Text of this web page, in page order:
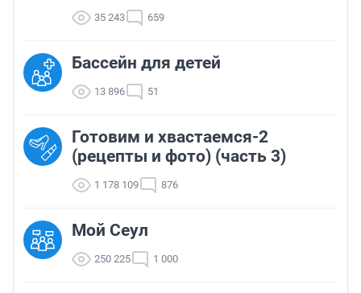
35 243 659
Бассейн для детей
13 896 51
Готовим и хвастаемся-2
(рецепты и фото) (часть 3)
1 178 109 876
Мой Сеул
250 225 1 000